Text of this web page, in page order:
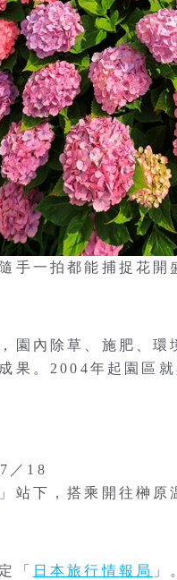
手一拍都能捕捉花
園內除草、施肥、
果。2004年起園區
／18
站下，搭乘開往榊
「 日本旅行情報局 」